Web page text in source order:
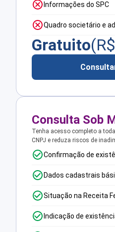
Informações do SPC
Quadro societário e
Gratuito(R$
Consulta Sob
Tenha acesso completo a
CNPJ e reduza riscos de
Confirmação de
Dados cadastrais
Situação na Receita
Indicação de